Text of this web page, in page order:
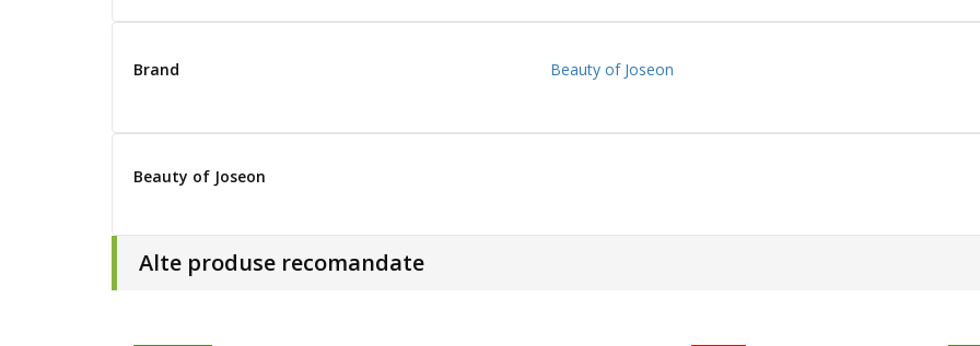
Brand Beauty of Joseon
Beauty of Joseon
Alte produse recomandate